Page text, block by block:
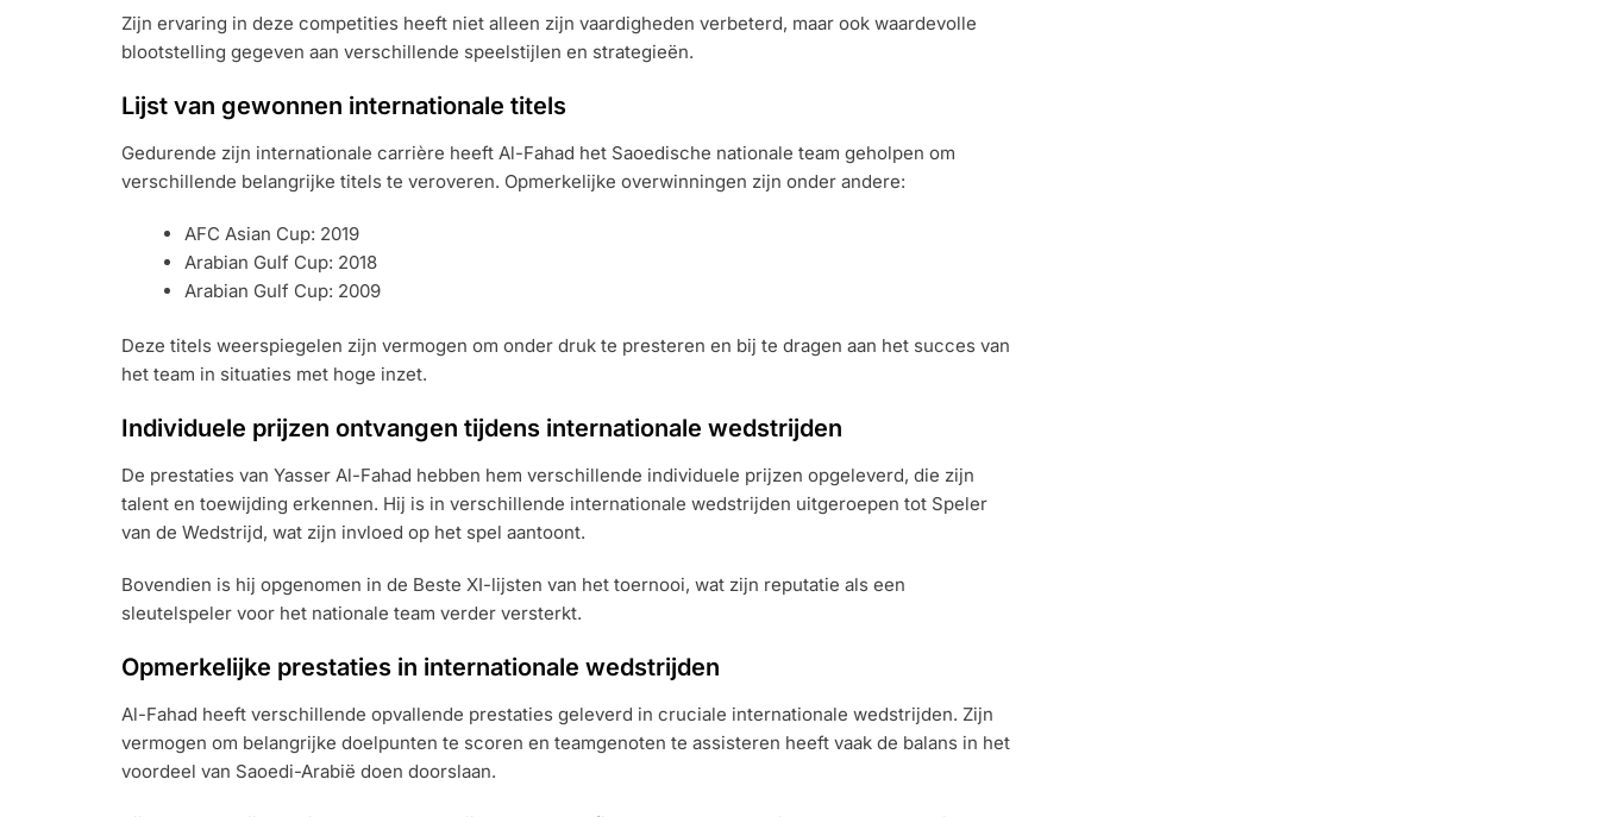
Zijn ervaring in deze competities heeft niet alleen zijn vaardigheden verbeterd, maar ook waardevolle
blootstelling gegeven aan verschillende speelstijlen en strategieën.
Lijst van gewonnen internationale titels
Gedurende zijn internationale carrière heeft Al-Fahad het Saoedische nationale team geholpen om
verschillende belangrijke titels te veroveren. Opmerkelijke overwinningen zijn onder andere:
AFC Asian Cup: 2019
Arabian Gulf Cup: 2018
Arabian Gulf Cup: 2009
Deze titels weerspiegelen zijn vermogen om onder druk te presteren en bij te dragen aan het succes van
het team in situaties met hoge inzet.
Individuele prijzen ontvangen tijdens internationale wedstrijden
De prestaties van Yasser Al-Fahad hebben hem verschillende individuele prijzen opgeleverd, die zijn
talent en toewijding erkennen. Hij is in verschillende internationale wedstrijden uitgeroepen tot Speler
van de Wedstrijd, wat zijn invloed op het spel aantoont.
Bovendien is hij opgenomen in de Beste XI-lijsten van het toernooi, wat zijn reputatie als een
sleutelspeler voor het nationale team verder versterkt.
Opmerkelijke prestaties in internationale wedstrijden
Al-Fahad heeft verschillende opvallende prestaties geleverd in cruciale internationale wedstrijden. Zijn
vermogen om belangrijke doelpunten te scoren en teamgenoten te assisteren heeft vaak de balans in het
voordeel van Saoedi-Arabië doen doorslaan.